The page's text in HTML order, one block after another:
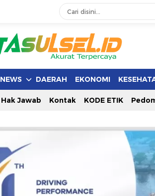
NEWS DAERAH EKONOMI
Hak Jawab Kontak KODE ETIK